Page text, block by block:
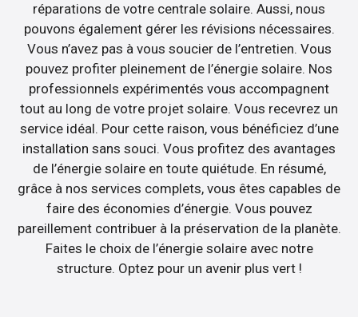
réparations de votre centrale solaire. Aussi, nous
pouvons également gérer les révisions nécessaires.
Vous n’avez pas à vous soucier de l’entretien. Vous
pouvez profiter pleinement de l’énergie solaire. Nos
professionnels expérimentés vous accompagnent
tout au long de votre projet solaire. Vous recevrez un
service idéal. Pour cette raison, vous bénéficiez d’une
installation sans souci. Vous profitez des avantages
de l’énergie solaire en toute quiétude. En résumé,
grâce à nos services complets, vous êtes capables de
faire des économies d’énergie. Vous pouvez
pareillement contribuer à la préservation de la planète.
Faites le choix de l’énergie solaire avec notre
structure. Optez pour un avenir plus vert !